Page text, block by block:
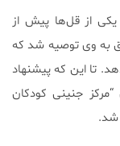
یکی از قل‌ها پیش از
به وی توصیه شد که
تا این که پیشنهاد
جنینی کودکان